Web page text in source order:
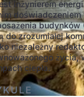
inżynierem
doświadczeniem
budynków
do zrozumiałej
niezależny
życia,
ciepła.